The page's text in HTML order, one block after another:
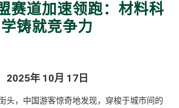
赛道加速领跑：材料科
学铸就竞争力
2025年 10月 17日
头，中国游客惊奇地发现，穿梭于城市间的